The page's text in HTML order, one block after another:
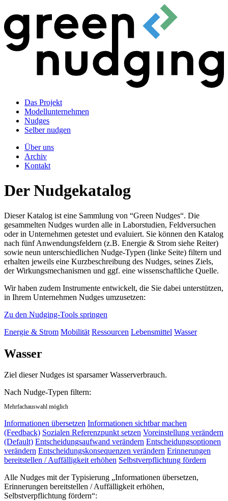
Das Projekt
Modellunternehmen
Nudges
Selber nudgen
Über uns
Archiv
Kontakt
Der Nudgekatalog
Dieser Katalog ist eine Sammlung von “Green Nudges“. Die
gesammelten Nudges wurden alle in Laborstudien, Feldversuchen
oder in Unternehmen getestet und evaluiert. Sie können den Katalog
nach fünf Anwendungsfeldern (z.B. Energie & Strom siehe Reiter)
sowie neun unterschiedlichen Nudge-Typen (linke Seite) filtern und
erhalten jeweils eine Kurzbeschreibung des Nudges, seines Ziels,
der Wirkungsmechanismen und ggf. eine wissenschaftliche Quelle.
Wir haben zudem Instrumente entwickelt, die Sie dabei unterstützen,
in Ihrem Unternehmen Nudges umzusetzen:
Zu den Nudging-Tools springen
Energie & Strom Mobilität Ressourcen Lebensmittel Wasser
Wasser
Ziel dieser Nudges ist sparsamer Wasserverbrauch.
Nach Nudge-Typen filtern:
Mehrfachauswahl möglich
Informationen übersetzen Informationen sichtbar machen
(Feedback) Sozialen Referenzpunkt setzen Voreinstellung verändern
(Default) Entscheidungsaufwand verändern Entscheidungsoptionen
verändern Entscheidungskonsequenzen verändern Erinnerungen
bereitstellen / Auffälligkeit erhöhen Selbstverpflichtung fördern
Alle Nudges mit der Typisierung „Informationen übersetzen,
Erinnerungen bereitstellen / Auffälligkeit erhöhen,
Selbstverpflichtung fördern“: